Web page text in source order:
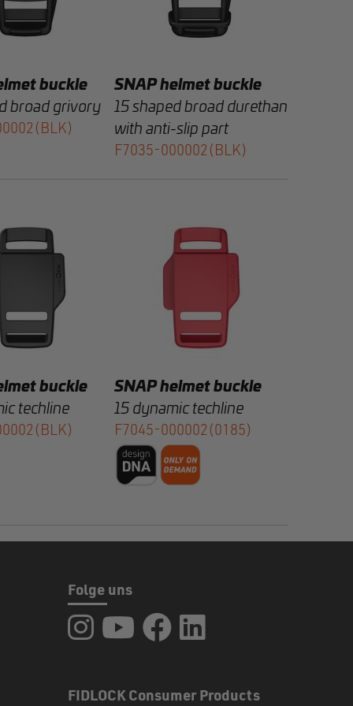
buckle
broad grivory
SNAP helmet buckle
15 shaped broad durethan
with anti-slip part
F7035-000002(BLK)
buckle
techline
SNAP helmet buckle
15 dynamic techline
F7045-000002(0185)
Folge uns
FIDLOCK auf Instagram
FIDLOCK auf YouTube
FIDLOCK auf Facebook
FIDLOCK Consumer Products